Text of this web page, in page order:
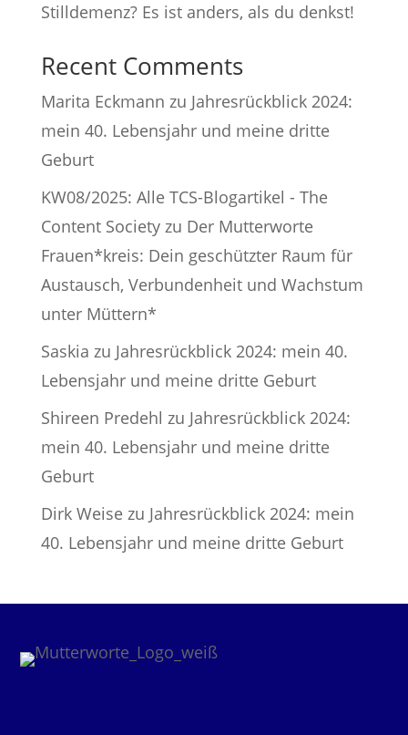
Stilldemenz? Es ist anders, als du denkst!
Recent Comments
Marita Eckmann zu Jahresrückblick 2024:
mein 40. Lebensjahr und meine dritte
Geburt
KW08/2025: Alle TCS-Blogartikel - The
Content Societyzu Der Mutterworte
Frauen*kreis: Dein geschützter Raum für
Austausch, Verbundenheit und Wachstum
unter Müttern*
Saskia zu Jahresrückblick 2024: mein 40.
Lebensjahr und meine dritte Geburt
Shireen Predehl zu Jahresrückblick 2024:
mein 40. Lebensjahr und meine dritte
Geburt
Dirk Weisezu Jahresrückblick 2024: mein
40. Lebensjahr und meine dritte Geburt